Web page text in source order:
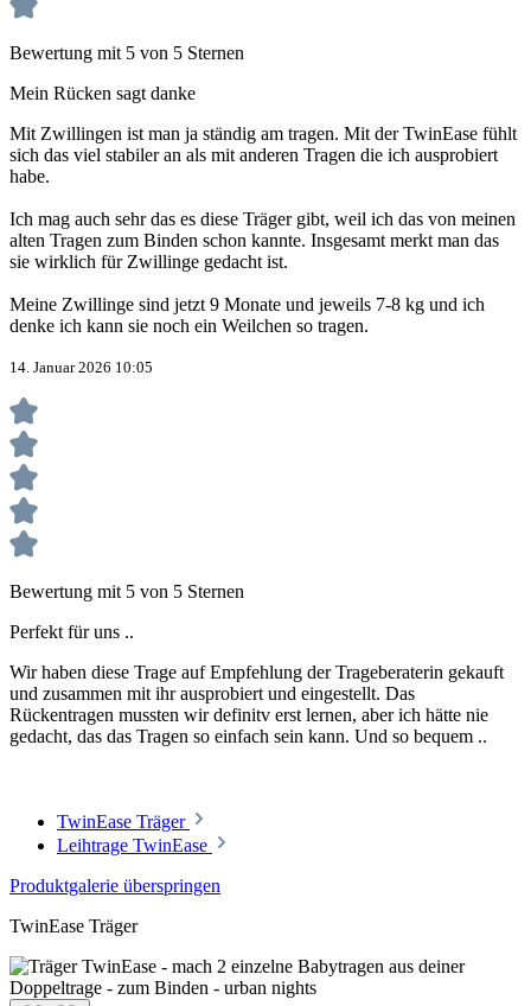
Bewertung mit 5 von 5 Sternen
Mein Rücken sagt danke
Mit Zwillingen ist man ja ständig am tragen. Mit der TwinEase fühlt
sich das viel stabiler an als mit anderen Tragen die ich ausprobiert
habe.
Ich mag auch sehr das es diese Träger gibt, weil ich das von meinen
alten Tragen zum Binden schon kannte. Insgesamt merkt man das
sie wirklich für Zwillinge gedacht ist.
Meine Zwillinge sind jetzt 9 Monate und jeweils 7-8 kg und ich
denke ich kann sie noch ein Weilchen so tragen.
14. Januar 2026 10:05
Bewertung mit 5 von 5 Sternen
Perfekt für uns ..
Wir haben diese Trage auf Empfehlung der Trageberaterin gekauft
und zusammen mit ihr ausprobiert und eingestellt. Das
Rückentragen mussten wir definitv erst lernen, aber ich hätte nie
gedacht, das das Tragen so einfach sein kann. Und so bequem ..
TwinEase Träger
Leihtrage TwinEase
Produktgalerie überspringen
TwinEase Träger